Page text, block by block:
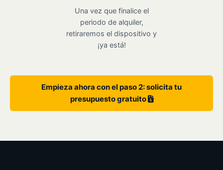
Una vez que finalice el
periodo de alquiler,
retiraremos el dispositivo y
¡ya está!
Empieza ahora con el paso 2: solicita tu
presupuesto gratuito